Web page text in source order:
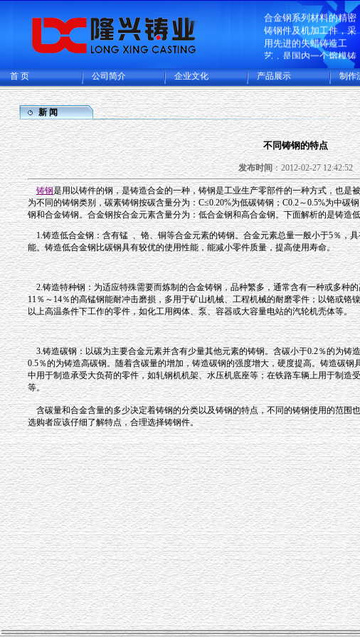
合金钢系列材料的精密
铸钢件及机加工件，采
用先进的失蜡铸造工
艺，是国内一个熔模铸
造的大型的规模化专业
生产基地，集精密铸造
厂和CNC机加工厂，年
可供精密铸件及各类精
铸成品件20000多吨，
主要出口欧美日本等许
多国家。
首 页 公司简介 企业文化 产品展示 制作
新 闻
不同铸钢的特点
发布时间 ：2012-02-27 12:42:52
铸钢是用以铸件的钢，是铸造合金的一种，铸钢是工业生产零部件的一种方式，也是
为不同的铸钢类别，碳素铸钢按碳含量分为：C≤0.20%为低碳铸钢；C0.2～0.5%为中碳
钢和合金铸钢。合金钢按合金元素含量分为：低合金钢和高合金钢。下面解析的是铸造
1.铸造低合金钢：含有锰 、铬、铜等合金元素的铸钢。合金元素总量一般小于5％，
能。铸造低合金钢比碳钢具有较优的使用性能，能减小零件质量，提高使用寿命。
2.铸造特种钢：为适应特殊需要而炼制的合金铸钢，品种繁多，通常含有一种或多种
11％～14％的高锰钢能耐冲击磨损，多用于矿山机械、工程机械的耐磨零件；以铬或
以上高温条件下工作的零件，如化工用阀体、泵、容器或大容量电站的汽轮机壳体等。
3.铸造碳钢：以碳为主要合金元素并含有少量其他元素的铸钢。含碳小于0.2％的为铸
0.5％的为铸造高碳钢。随着含碳量的增加，铸造碳钢的强度增大，硬度提高。铸造碳
中用于制造承受大负荷的零件，如轧钢机机架、水压机底座等；在铁路车辆上用于制造
等。
含碳量和合金含量的多少决定着铸钢的分类以及铸钢的特点，不同的铸钢使用的范围
选购者应该仔细了解特点，合理选择铸钢件。